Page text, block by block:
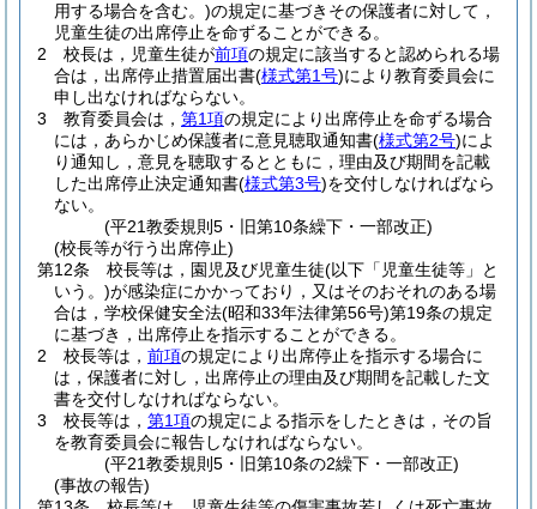
用する場合を含む。)の規定に基づきその保護者に対して，
児童生徒の出席停止を命ずることができる。
2
校長は，児童生徒が前項の規定に該当すると認められる場
合は，出席停止措置届出書(様式第1号)により教育委員会に
申し出なければならない。
3
教育委員会は， 第1項の規定により出席停止を命ずる場合
には，あらかじめ保護者に意見聴取通知書(様式第2号)によ
り通知し，意見を聴取するとともに，理由及び期間を記載
した出席停止決定通知書(様式第3号)を交付しなければなら
ない。
(平21教委規則5・旧第10条繰下・一部改正)
(校長等が行う出席停止)
第12条
校長等は，園児及び児童生徒(以下「児童生徒等」と
いう。)が感染症にかかっており，又はそのおそれのある場
合は，学校保健安全法(昭和33年法律第56号)第19条の規定
に基づき，出席停止を指示することができる。
2
校長等は， 前項の規定により出席停止を指示する場合に
は，保護者に対し，出席停止の理由及び期間を記載した文
書を交付しなければならない。
3
校長等は， 第1項の規定による指示をしたときは，その旨
を教育委員会に報告しなければならない。
(平21教委規則5・旧第10条の2繰下・一部改正)
(事故の報告)